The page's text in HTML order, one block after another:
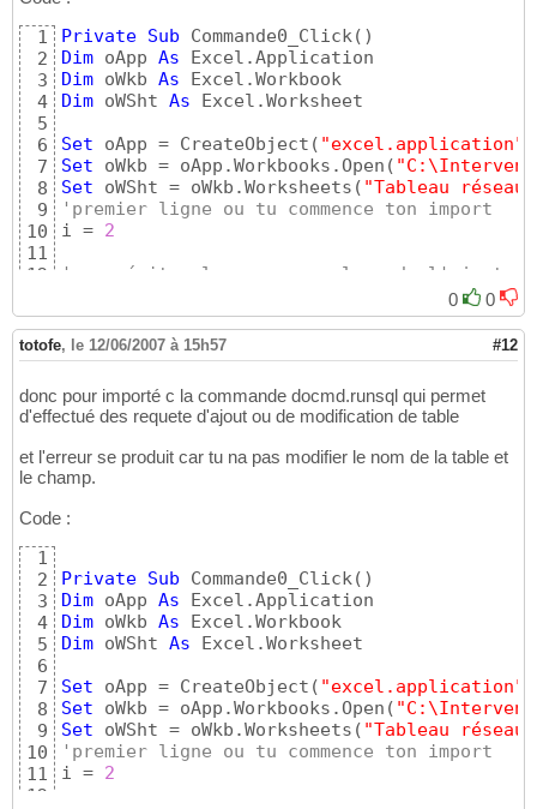
1
2
3
4
5
6
7
8
9
10
11
12
14
15
16
18
19
20
21
23
25
26
27
28
29
Private Sub Commande0_Click( )
Dim oApp As
Dim oWkb As
Dim oWSht As Excel.Worksheet
Set oApp = CreateObject ( "excel.application"
Set oWkb = oApp.Workbooks.Open (
Set oWSht = oWkb.Worksheets ( "Tableau réseau
'premier ligne ou tu commence ton import
i = 2
'pour éviter les messages lors de l'ajout
'tant que la cellule n'est pas vide
While oWSht.Range("A" & i).Value <> ""
  cSQL =
"insert into Tableprincipale (
Chr (34) & oWSht.Cells(i, 1) & Chr(34) & "
'exécute la requète
  DoCmd.RunSQL cSQL
Wend
DoCmd.SetWarnings True
End Sub
0 0
totofe, le 12/06/2007 à 15h57 #12
donc pour importé c la commande docmd.runsql qui permet
d'effectué des requete d'ajout ou de modification de table
et l'erreur se produit car tu na pas modifier le nom de la table et
le champ.
Code :
1
2
3
4
5
6
7
8
9
10
11
12
Private Sub Commande0_Click( )
Dim oApp As
Dim oWkb As
Dim oWSht As Excel.Worksheet
Set oApp = CreateObject ( "excel.application"
Set oWkb = oApp.Workbooks.Open (
Set oWSht = oWkb.Worksheets ( "Tableau réseau
'premier ligne ou tu commence ton import
i = 2